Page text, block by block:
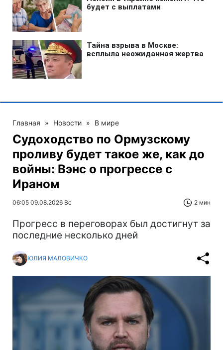
Главная » Новости » В мире
Судоходство по Ормузскому
проливу будет такое же, как до
войны: Вэнс о прогрессе с
Ираном
06:05 09.08.2026 Вс 2 мин
Прогресс в переговорах был достигнут за
последние несколько дней
ЮЛИЯ МАЛОВИЧКО